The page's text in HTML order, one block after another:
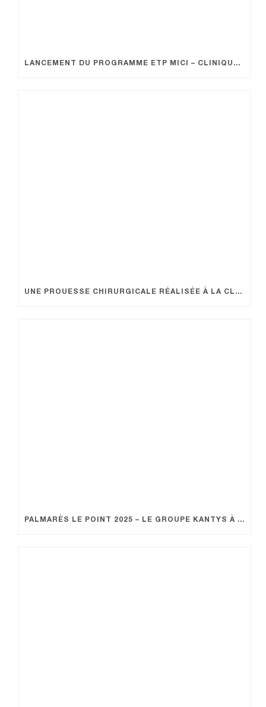
LANCEMENT DU PROGRAMME ETP MICI – CLINIQUE KANTYS CENTRE
UNE PROUESSE CHIRURGICALE RÉALISÉE À LA CLINIQUE KANTYS CENTRE À NICE
PALMARÈS LE POINT 2025 – LE GROUPE KANTYS À L’HONNEUR